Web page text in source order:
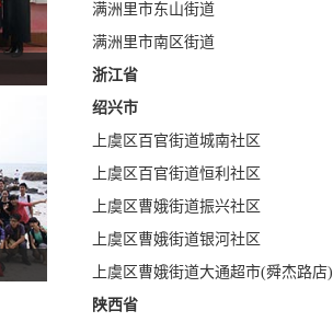
满洲里市东山街道
满洲里市南区街道
浙江省
绍兴市
上虞区百官街道城南社区
上虞区百官街道恒利社区
上虞区曹娥街道振兴社区
上虞区曹娥街道银河社区
上虞区曹娥街道大通超市(舜杰路店)
陕西省